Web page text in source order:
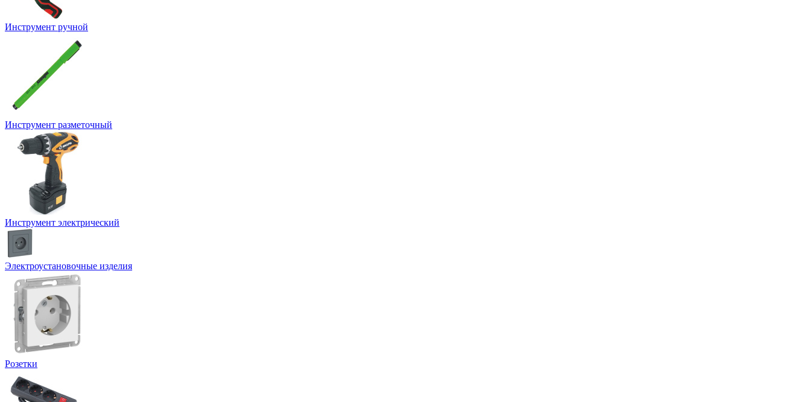
Инструмент ручной
Инструмент разметочный
Инструмент электрический
Электроустановочные изделия
Розетки